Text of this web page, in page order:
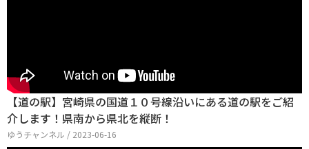
【道の駅】宮崎県の国道１０号線沿いにある道の駅をご紹
介します！県南から県北を縦断！
ゆうチャンネル / 2023-06-16